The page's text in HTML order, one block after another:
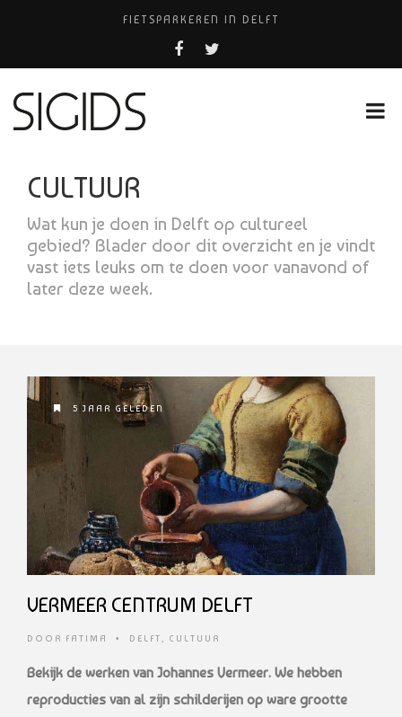
FIETSPARKEREN IN DELFT
PIZZERIA POMPEÏ ￼
COCKTAILS ON THE SPOT!
CULTUUR
Wat kun je doen in Delft op cultureel
gebied? Blader door dit overzicht en je vindt
vast iets leuks om te doen voor vanavond of
later deze week.
5 JAAR GELEDEN
VERMEER CENTRUM DELFT
DOOR FATIMA • DELFT, CULTUUR
Bekijk de werken van Johannes Vermeer. We hebben
reproducties van al zijn schilderijen op ware grootte